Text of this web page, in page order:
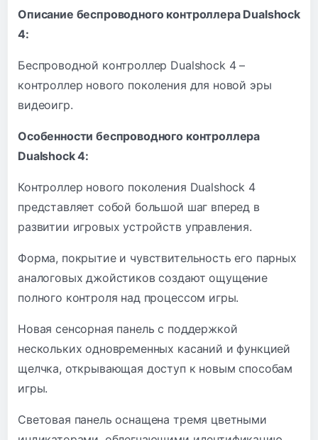
Описание беспроводного контроллера Dualshock
4:
Беспроводной контроллер Dualshock 4 –
контроллер нового поколения для новой эры
видеоигр.
Особенности беспроводного контроллера
Dualshock 4:
Контроллер нового поколения Dualshock 4
представляет собой большой шаг вперед в
развитии игровых устройств управления.
Форма, покрытие и чувствительность его парных
аналоговых джойстиков создают ощущение
полного контроля над процессом игры.
Новая сенсорная панель с поддержкой
нескольких одновременных касаний и функцией
щелчка, открывающая доступ к новым способам
игры.
Световая панель оснащена тремя цветными